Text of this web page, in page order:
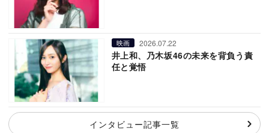
映画 2026.07.22
井上和、乃木坂46の未来を背負う責
任と覚悟
インタビュー記事一覧